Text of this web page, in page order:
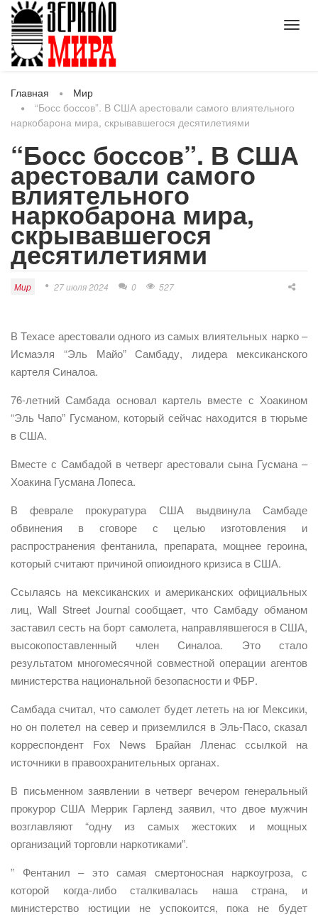
Главная
Мир
“Босс боссов”. В США арестовали самого влиятельного
наркобарона мира, скрывавшегося десятилетиями
“Босс боссов”. В США
арестовали самого
влиятельного
наркобарона мира,
скрывавшегося
десятилетиями
Мир 27 июля 2024 0 527
В Техасе арестовали одного из самых влиятельных нарко –
Исмаэля “Эль Майо” Самбаду, лидера мексиканского
картеля Синалоа.
76-летний Самбада основал картель вместе с Хоакином
“Эль Чапо” Гусманом, который сейчас находится в тюрьме
в США.
Вместе с Самбадой в четверг арестовали сына Гусмана –
Хоакина Гусмана Лопеса.
В феврале прокуратура США выдвинула Самбаде
обвинения в сговоре с целью изготовления и
распространения фентанила, препарата, мощнее героина,
который считают причиной опиоидного кризиса в США.
Ссылаясь на мексиканских и американских официальных
лиц, Wall Street Journal сообщает, что Самбаду обманом
заставил сесть на борт самолета, направлявшегося в США,
высокопоставленный член Синалоа. Это стало
результатом многомесячной совместной операции агентов
министерства национальной безопасности и ФБР.
Самбада считал, что самолет будет лететь на юг Мексики,
но он полетел на север и приземлился в Эль-Пасо, сказал
корреспондент Fox News Брайан Лленас ссылкой на
источники в правоохранительных органах.
В письменном заявлении в четверг вечером генеральный
прокурор США Меррик Гарленд заявил, что двое мужчин
возглавляют “одну из самых жестоких и мощных
организаций торговли наркотиками”.
” Фентанил – это самая смертоносная наркоугроза, с
которой когда-либо сталкивалась наша страна, и
министерство юстиции не успокоится, пока не будет